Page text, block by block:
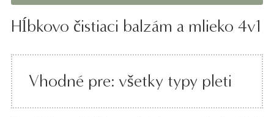
Hĺbkovo čistiaci balzám a mlieko 4v1
Vhodné pre: všetky typy pleti